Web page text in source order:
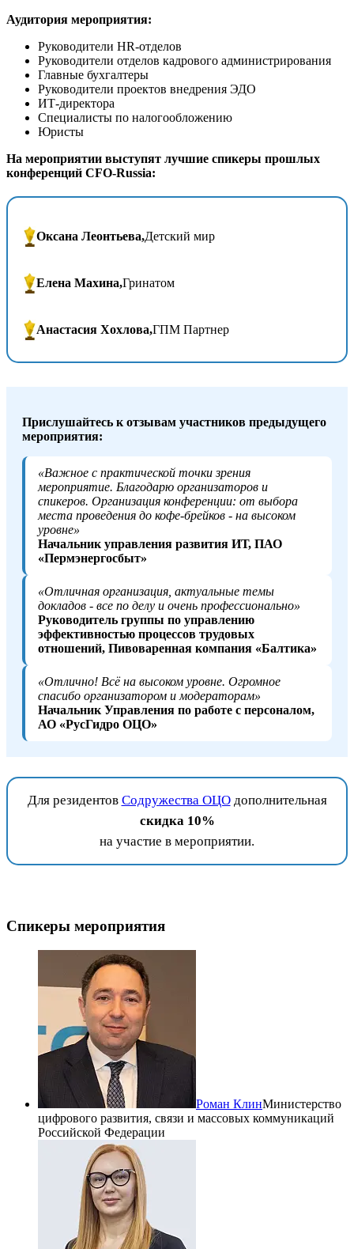
Аудитория мероприятия:
Руководители HR-отделов
Руководители отделов кадрового администрирования
Главные бухгалтеры
Руководители проектов внедрения ЭДО
ИТ-директора
Специалисты по налогообложению
Юристы
На мероприятии выступят лучшие спикеры прошлых
конференций CFO-Russia:
Оксана Леонтьева,Детский мир
Елена Махина,Гринатом
Анастасия Хохлова,ГПМ Партнер
Прислушайтесь к отзывам участников предыдущего
мероприятия:
«Важное с практической точки зрения
мероприятие. Благодарю организаторов и
спикеров. Организация конференции: от выбора
места проведения до кофе-брейков - на высоком
уровне»
Начальник управления развития ИТ, ПАО
«Пермэнергосбыт»
«Отличная организация, актуальные темы
докладов - все по делу и очень профессионально»
Руководитель группы по управлению
эффективностью процессов трудовых
отношений, Пивоваренная компания «Балтика»
«Отлично! Всё на высоком уровне. Огромное
спасибо организатором и модераторам»
Начальник Управления по работе с персоналом,
АО «РусГидро ОЦО»
Для резидентов Содружества ОЦОдополнительная
скидка 10%
на участие в мероприятии.
Спикеры мероприятия
Роман КлинМинистерство
цифрового развития, связи и массовых коммуникаций
Российской Федерации